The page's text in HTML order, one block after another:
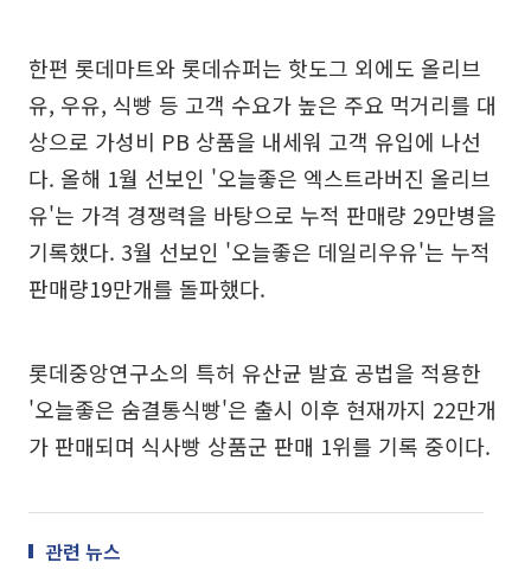
한편 롯데마트와 롯데슈퍼는 핫도그 외에도 올리브
유, 우유, 식빵 등 고객 수요가 높은 주요 먹거리를 대
상으로 가성비 PB 상품을 내세워 고객 유입에 나선
다. 올해 1월 선보인 '오늘좋은 엑스트라버진 올리브
유'는 가격 경쟁력을 바탕으로 누적 판매량 29만병을
기록했다. 3월 선보인 '오늘좋은 데일리우유'는 누적
판매량19만개를 돌파했다.
롯데중앙연구소의 특허 유산균 발효 공법을 적용한
'오늘좋은 숨결통식빵'은 출시 이후 현재까지 22만개
가 판매되며 식사빵 상품군 판매 1위를 기록 중이다.
관련 뉴스